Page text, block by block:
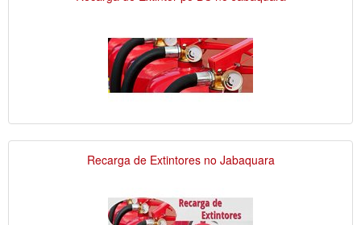
Recarga de Extintores no Jabaquara